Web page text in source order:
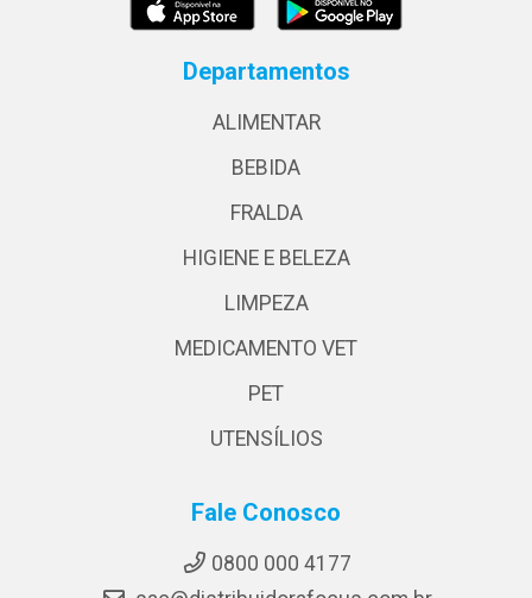
Departamentos
ALIMENTAR
BEBIDA
FRALDA
HIGIENE E BELEZA
LIMPEZA
MEDICAMENTO VET
PET
UTENSÍLIOS
Fale Conosco
0800 000 4177